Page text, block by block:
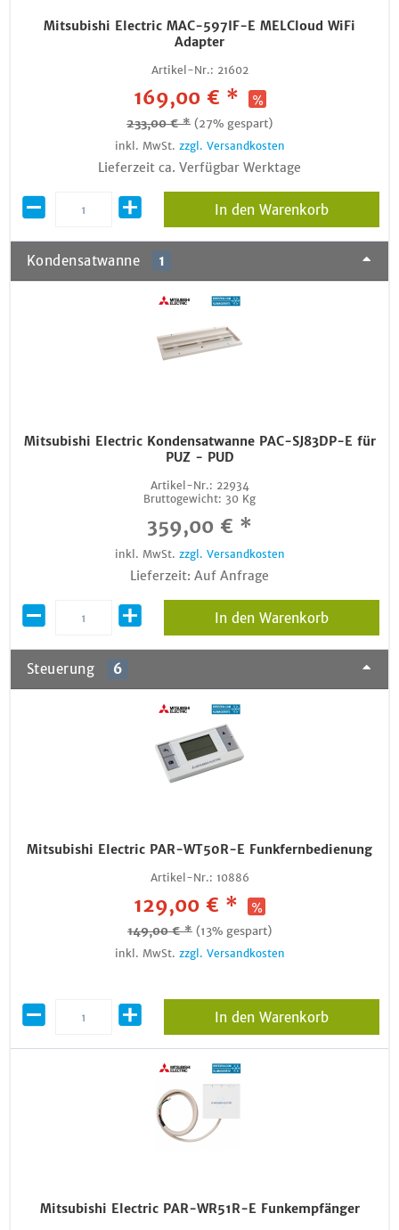
Mitsubishi Electric MAC-597IF-E MELCloud WiFi
Adapter
Artikel-Nr.: 21602
169,00 € *
233,00 € * (27% gespart)
inkl. MwSt. zzgl. Versandkosten
Lieferzeit ca. Verfügbar Werktage
In den Warenkorb
Kondensatwanne 1
Mitsubishi Electric Kondensatwanne PAC-SJ83DP-E für
PUZ - PUD
Artikel-Nr.: 22934
Bruttogewicht: 30 Kg
359,00 € *
inkl. MwSt. zzgl. Versandkosten
Lieferzeit: Auf Anfrage
In den Warenkorb
Steuerung 6
Mitsubishi Electric PAR-WT50R-E Funkfernbedienung
Artikel-Nr.: 10886
129,00 € *
149,00 € * (13% gespart)
inkl. MwSt. zzgl. Versandkosten
In den Warenkorb
Mitsubishi Electric PAR-WR51R-E Funkempfänger